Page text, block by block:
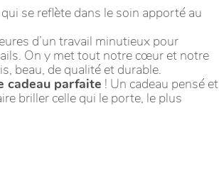
se reflète dans le soin apporté au
d’un travail minutieux pour
On y met tout notre cœur et notre
beau, de qualité et durable.
cadeau parfaite ! Un cadeau pensé et
briller celle qui le porte, le plus